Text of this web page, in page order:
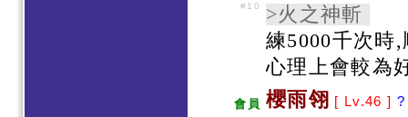
#10
>火之神斬
練5000千次
心理上會較為
會員 櫻雨翎 [ Lv.46 ] ?